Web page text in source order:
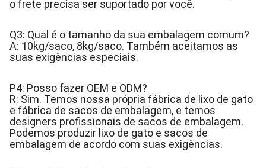
o frete precisa ser suportado por você.
Q3: Qual é o tamanho da sua embalagem comum?
A: 10kg/saco, 8kg/saco. Também aceitamos as
suas exigências especiais.
P4: Posso fazer OEM e ODM?
R: Sim. Temos nossa própria fábrica de lixo de gato
e fábrica de sacos de embalagem, e temos
designers profissionais de sacos de embalagem.
Podemos produzir lixo de gato e sacos de
embalagem de acordo com suas exigências.